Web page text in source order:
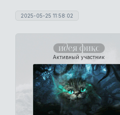
2025-05-25 11:58:02
идея фикс
Активный участник